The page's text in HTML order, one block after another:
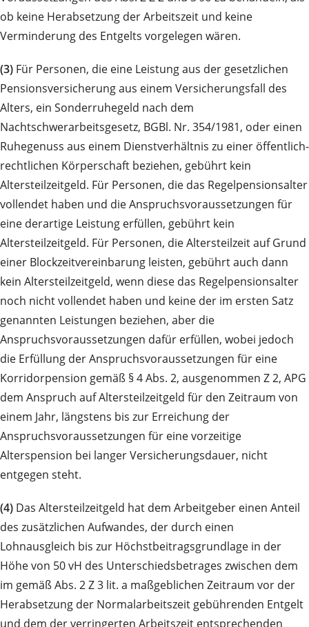
ob keine Herabsetzung der Arbeitszeit und keine
Verminderung des Entgelts vorgelegen wären.
(3) Für Personen, die eine Leistung aus der gesetzlichen
Pensionsversicherung aus einem Versicherungsfall des
Alters, ein Sonderruhegeld nach dem
Nachtschwerarbeitsgesetz, BGBl. Nr. 354/1981, oder einen
Ruhegenuss aus einem Dienstverhältnis zu einer öffentlich-
rechtlichen Körperschaft beziehen, gebührt kein
Altersteilzeitgeld. Für Personen, die das Regelpensionsalter
vollendet haben und die Anspruchsvoraussetzungen für
eine derartige Leistung erfüllen, gebührt kein
Altersteilzeitgeld. Für Personen, die Altersteilzeit auf Grund
einer Blockzeitvereinbarung leisten, gebührt auch dann
kein Altersteilzeitgeld, wenn diese das Regelpensionsalter
noch nicht vollendet haben und keine der im ersten Satz
genannten Leistungen beziehen, aber die
Anspruchsvoraussetzungen dafür erfüllen, wobei jedoch
die Erfüllung der Anspruchsvoraussetzungen für eine
Korridorpension gemäß § 4 Abs. 2, ausgenommen Z 2, APG
dem Anspruch auf Altersteilzeitgeld für den Zeitraum von
einem Jahr, längstens bis zur Erreichung der
Anspruchsvoraussetzungen für eine vorzeitige
Alterspension bei langer Versicherungsdauer, nicht
entgegen steht.
(4) Das Altersteilzeitgeld hat dem Arbeitgeber einen Anteil
des zusätzlichen Aufwandes, der durch einen
Lohnausgleich bis zur Höchstbeitragsgrundlage in der
Höhe von 50 vH des Unterschiedsbetrages zwischen dem
im gemäß Abs. 2 Z 3 lit. a maßgeblichen Zeitraum vor der
Herabsetzung der Normalarbeitszeit gebührenden Entgelt
und dem der verringerten Arbeitszeit entsprechenden